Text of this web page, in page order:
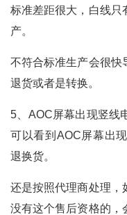
标准差距很大，白线只
产。
不符合标准生产会很快
退货或者是转换。
5、AOC屏幕出现竖线
可以看到AOC屏幕出
退换货。
还是按照代理商处理，
没有这个售后资格的，